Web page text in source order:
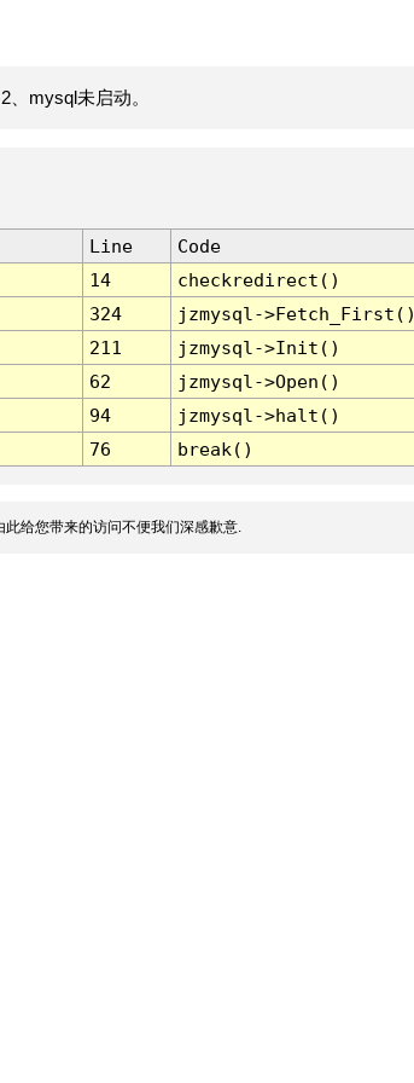
mysql未启动。
Line
Code
14
checkredirect()
324
jzmysql-
211
jzmysql->Init()
62
jzmysql->Open()
94
jzmysql->halt()
76 break()
给您带来的访问不便我们深感歉意.